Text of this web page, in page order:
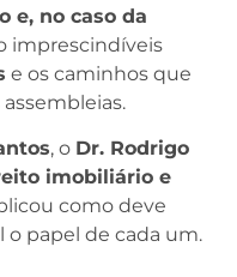
e, no caso da
imprescindíveis
e os caminhos que
, o Dr. Rodrigo
imobiliário e
como deve
o papel de cada um.